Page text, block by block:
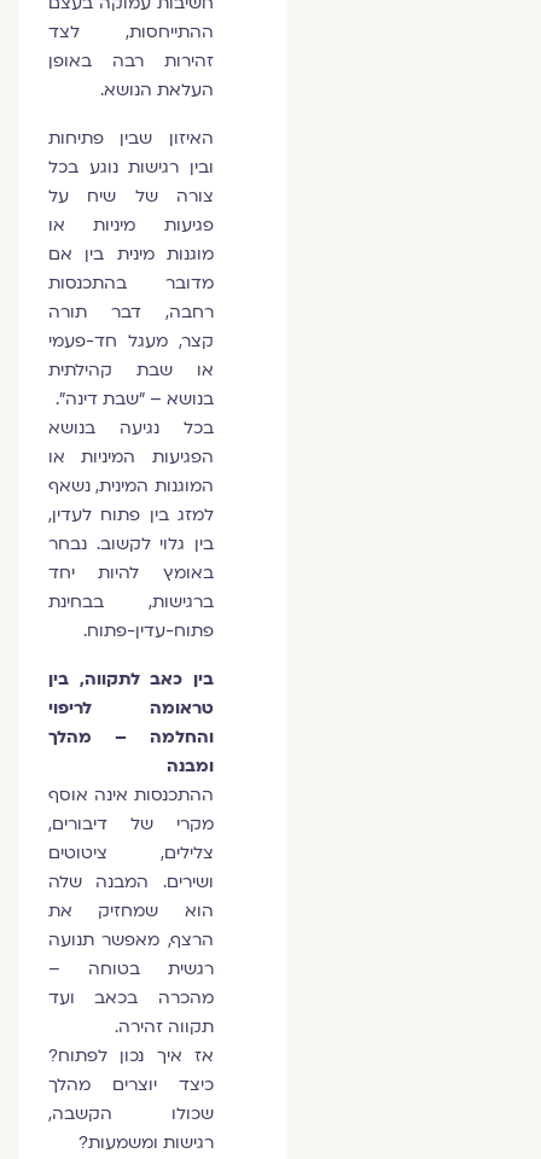
ההתייחסות, לצד
זהירות רבה באופן
העלאת הנושא.
האיזון שבין פתיחות
ובין רגישות נוגע בכל
צורה של שיח על
פגיעות מיניות או
מוגנות מינית בין אם
מדובר בהתכנסות
רחבה, דבר תורה
קצר, מעגל חד-פעמי
או שבת קהילתית
בנושא – ״שבת דינה״.
בכל נגיעה בנושא
הפגיעות המיניות או
המוגנות המינית, נשאף
למזג בין פתוח לעדין,
בין גלוי לקשוב. נבחר
באומץ להיות יחד
ברגישות, בבחינת
פתוח-עדין-פתוח.
בין כאב לתקווה, בין
טראומה לריפוי
והחלמה – מהלך
ומבנה
ההתכנסות אינה אוסף
מקרי של דיבורים,
צלילים, ציטוטים
ושירים. המבנה שלה
הוא שמחזיק את
הרצף, מאפשר תנועה
רגשית בטוחה –
מהכרה בכאב ועד
תקווה זהירה.
אז איך נכון לפתוח?
כיצד יוצרים מהלך
שכולו הקשבה,
רגישות ומשמעות?